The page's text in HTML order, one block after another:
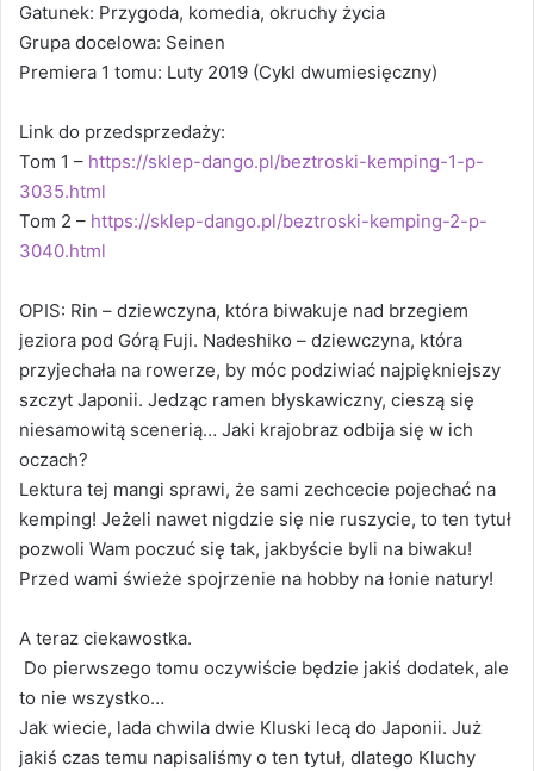
Gatunek: Przygoda, komedia, okruchy życia
Grupa docelowa: Seinen
Premiera 1 tomu: Luty 2019 (Cykl dwumiesięczny)
Link do przedsprzedaży:
Tom 1 – https://sklep-dango.pl/beztroski-kemping-1-p-
3035.html
Tom 2 – https://sklep-dango.pl/beztroski-kemping-2-p-
3040.html
OPIS: Rin – dziewczyna, która biwakuje nad brzegiem
jeziora pod Górą Fuji. Nadeshiko – dziewczyna, która
przyjechała na rowerze, by móc podziwiać najpiękniejszy
szczyt Japonii. Jedząc ramen błyskawiczny, cieszą się
niesamowitą scenerią… Jaki krajobraz odbija się w ich
oczach?
Lektura tej mangi sprawi, że sami zechcecie pojechać na
kemping! Jeżeli nawet nigdzie się nie ruszycie, to ten tytuł
pozwoli Wam poczuć się tak, jakbyście byli na biwaku!
Przed wami świeże spojrzenie na hobby na łonie natury!
A teraz ciekawostka.
Do pierwszego tomu oczywiście będzie jakiś dodatek, ale
to nie wszystko…
Jak wiecie, lada chwila dwie Kluski lecą do Japonii. Już
jakiś czas temu napisaliśmy o ten tytuł, dlatego Kluchy